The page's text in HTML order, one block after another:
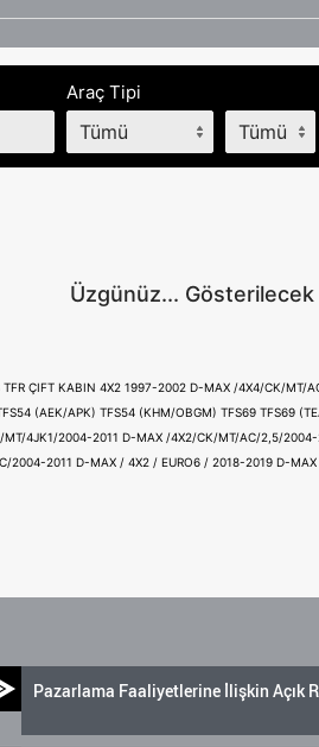
Araç Tipi
Üzgünüz... Gösterilecek
TFR ÇIFT KABIN 4X2 1997-2002 D-MAX /4X4/CK/MT/
(AEK/APK) TFS54 (KHM/OBGM) TFS69 TFS69
4JK1/2004-2011 D-MAX /4X2/CK/MT/AC/2,5/2004-
2004-2011 D-MAX / 4X2 / EURO6 / 2018-2019 D-
Pazarlama Faaliyetlerine İlişkin Açık